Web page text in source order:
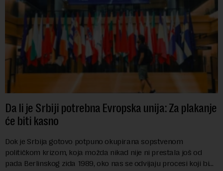
Da li je Srbiji potrebna Evropska unija: Za plakanje
će biti kasno
Dok je Srbija gotovo potpuno okupirana sopstvenom
političkom krizom, koja možda nikad nije ni prestala još od
pada Berlinskog zida 1989, oko nas se odvijaju procesi koji bi